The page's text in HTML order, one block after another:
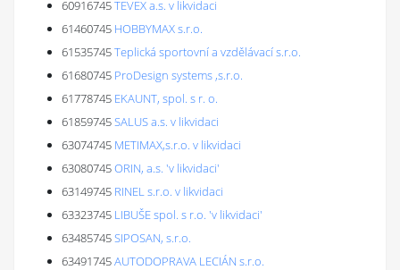
60916745TEVEX a.s. v likvidaci
61460745 HOBBYMAX s.r.o.
61535745Teplická sportovní a vzdělávací s.r.o.
61680745 ProDesign systems ,s.r.o.
61778745 EKAUNT, spol. s r. o.
61859745SALUS a.s. v likvidaci
63074745 METIMAX,s.r.o. v likvidaci
63080745ORIN, a.s. 'v likvidaci'
63149745 RINEL s.r.o. v likvidaci
63323745 LIBUŠE spol. s r.o. 'v likvidaci'
63485745SIPOSAN, s.r.o.
63491745AUTODOPRAVA LECIÁN s.r.o.